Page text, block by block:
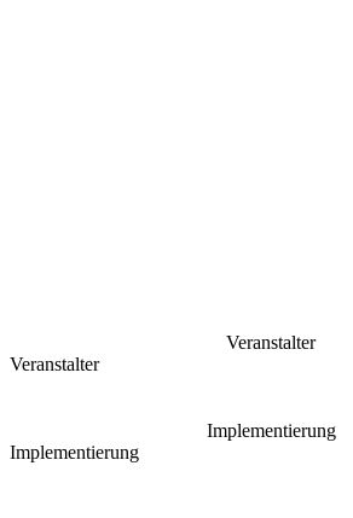
Veranstalter
Veranstalter
Implementierung
Implementierung